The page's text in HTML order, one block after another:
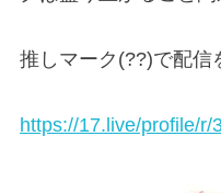
推しマーク(??)で配信
https://17.live/profile/r/